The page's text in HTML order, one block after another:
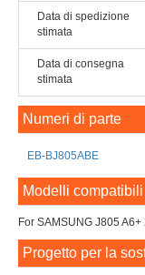
Data di spedizione
stimata
Data di consegna
stimata
Numeri di parte
EB-BJ805ABE
Modelli compatibili
For SAMSUNG J805
Progetto per la